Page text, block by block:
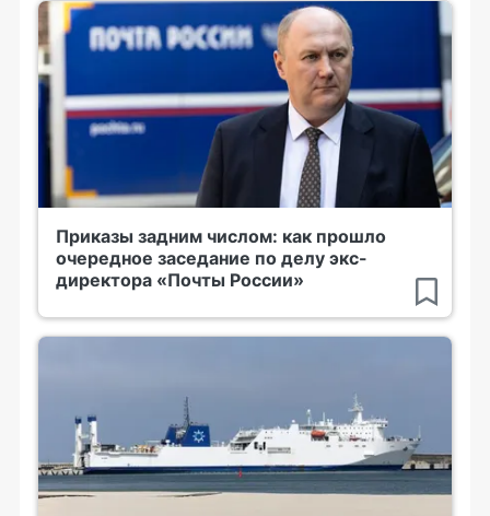
Приказы задним числом: как прошло
очередное заседание по делу экс-
директора «Почты России»